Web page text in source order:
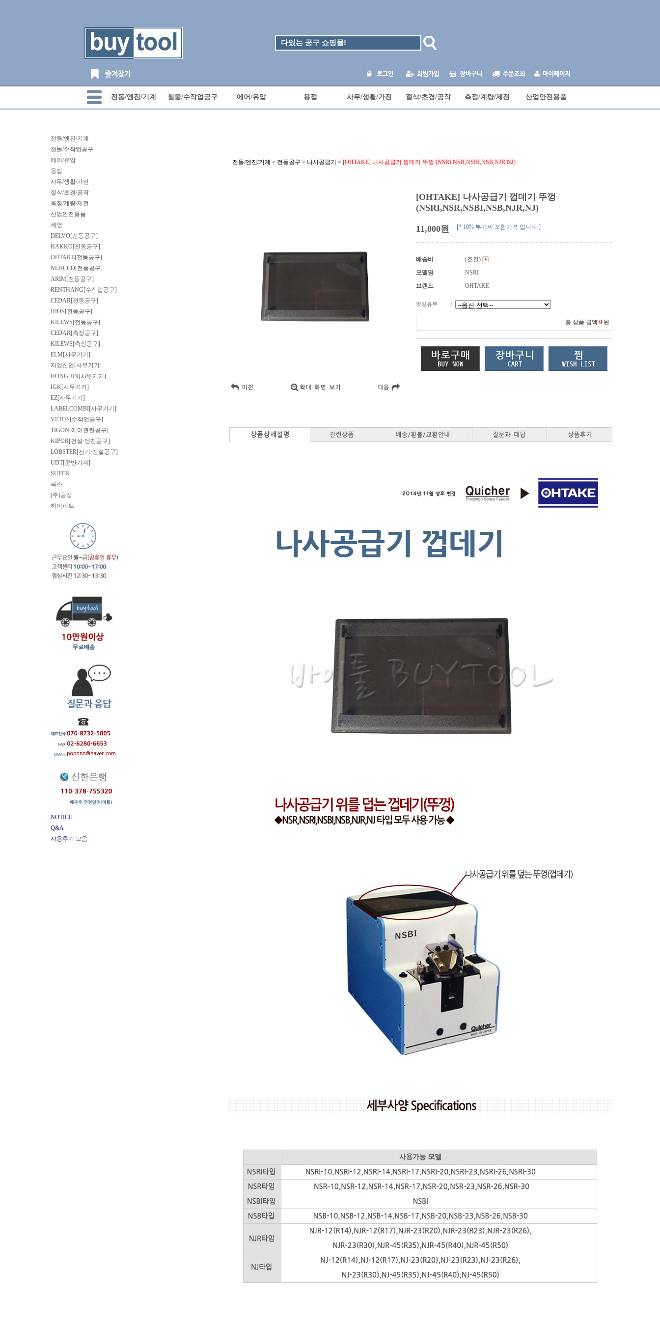
전동/엔진/기계 철물/수작업공구 에어/유압 용접 사무/생활/가전 절삭/초경/공작 측정/계량/제전 산업안전용품
전동/엔진/기계
철물/수작업공구
에어/유압
용접
사무/생활/가전
절삭/초경/공작
측정/계량/제전
산업안전용품
세영
DELVO[전동공구]
HAKKO[전동공구]
OHTAKE[전동공구]
NEJICCO[전동공구]
ARIM[전동공구]
RENTHANG[수작업공구]
CEDAR[전동공구]
HIOS[전동공구]
KILEWS[전동공구]
CEDAR[측정공구]
KILEWS[측정공구]
ELM[사무기기]
지엘산업[사무기기]
HONG JIN[사무기기]
IGK[사무기기]
EZ[사무기기]
LABELCOMBI[사무기기]
VETUS[수작업공구]
TIGON[에어관련공구]
KIPOR[건설·엔진공구]
LOBSTER[전기·전설공구]
UDT[운반기계]
SUPER
록스
(주)공성
하이피트
NOTICE
Q&A
사용후기 모음
전동/엔진/기계 > 전동공구 > 나사공급기 > [OHTAKE] 나사공급기 껍데기 뚜껑 (NSRI,NSR,NSBI,NSB,NJR,NJ)
[OHTAKE] 나사공급기 껍데기 뚜껑
(NSRI,NSR,NSBI,NSB,NJR,NJ)
11,000원 [* 10% 부가세 포함가격 입니다.]
배송비
(조건)
모델명
NSRI
브랜드
OHTAKE
컷팅유무 :
총 상품 금액 0 원